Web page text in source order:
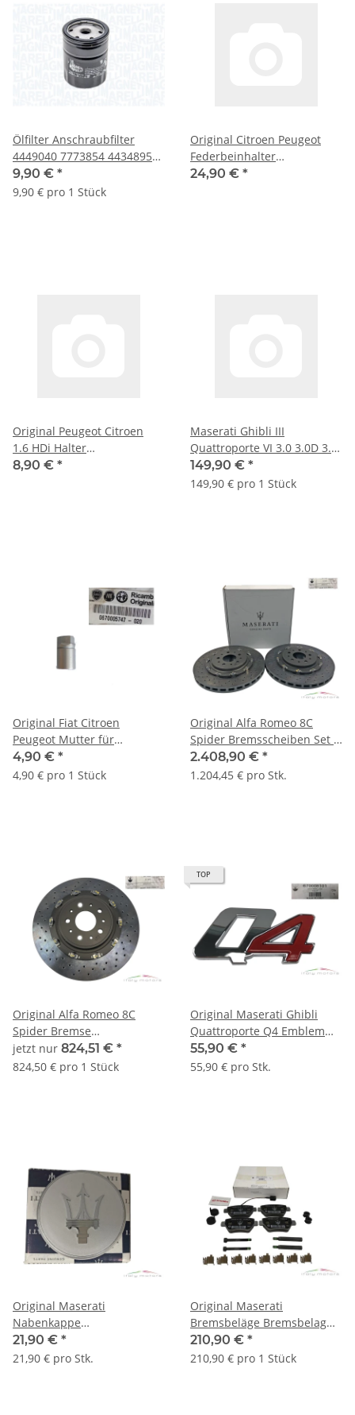
Ölfilter Anschraubfilter
4449040 7773854 4434895
5019918 7701415064 X533
1109W7
9,90 € *
9,90 € pro 1 Stück
Original Citroen Peugeot
Federbeinhalter
Distanzscheibe Federbock
24,90 € *
Original Peugeot Citroen
1.6 HDi Halter
Luftfiltergehäuse Gummi Set
8,90 € *
Maserati Ghibli III
Quattroporte VI 3.0 3.0D 3.8
ab BJ 13 Bremsscheibe
670032734
149,90 € *
149,90 € pro 1 Stück
Original Fiat Citroen
Peugeot Mutter für
Reifendrucksensor
670005747
4,90 € *
4,90 € pro 1 Stück
Original Alfa Romeo 8C
Spider Bremsscheiben Set 2
Stück Vorderachse vorne
237822
2.408,90 € *
1.204,45 € pro Stk.
Original Alfa Romeo 8C
Spider Bremse
Bremsscheibe Vorderachse
vorne 237822
jetzt nur 824,51 € *
824,50 € pro 1 Stück
TOP
Original Maserati Ghibli
Quattroporte Q4 Emblem
Schriftzüg Kofferraum
670008101
55,90 € *
55,90 € pro Stk.
Original Maserati
Nabenkappe
Nabenabdeckung
Nabendeckel silber 1 Stück
21,90 € *
21,90 € pro Stk.
Original Maserati
Bremsbeläge Bremsbelag
Bremsklötze Bremse hinten
980156042
210,90 € *
210,90 € pro 1 Stück